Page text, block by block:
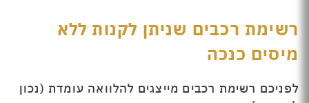
רשימת רכבים שניתן לקנות ללא
מיסים כנכה
לפניכם רשימת רכבים מייצגים להלוואה עומדת (נכון